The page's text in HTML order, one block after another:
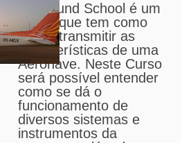
O Ground School é um
Curso que tem como
intuito transmitir as
características de uma
Aeronave. Neste Curso
será possível entender
como se dá o
funcionamento de
diversos sistemas e
instrumentos da